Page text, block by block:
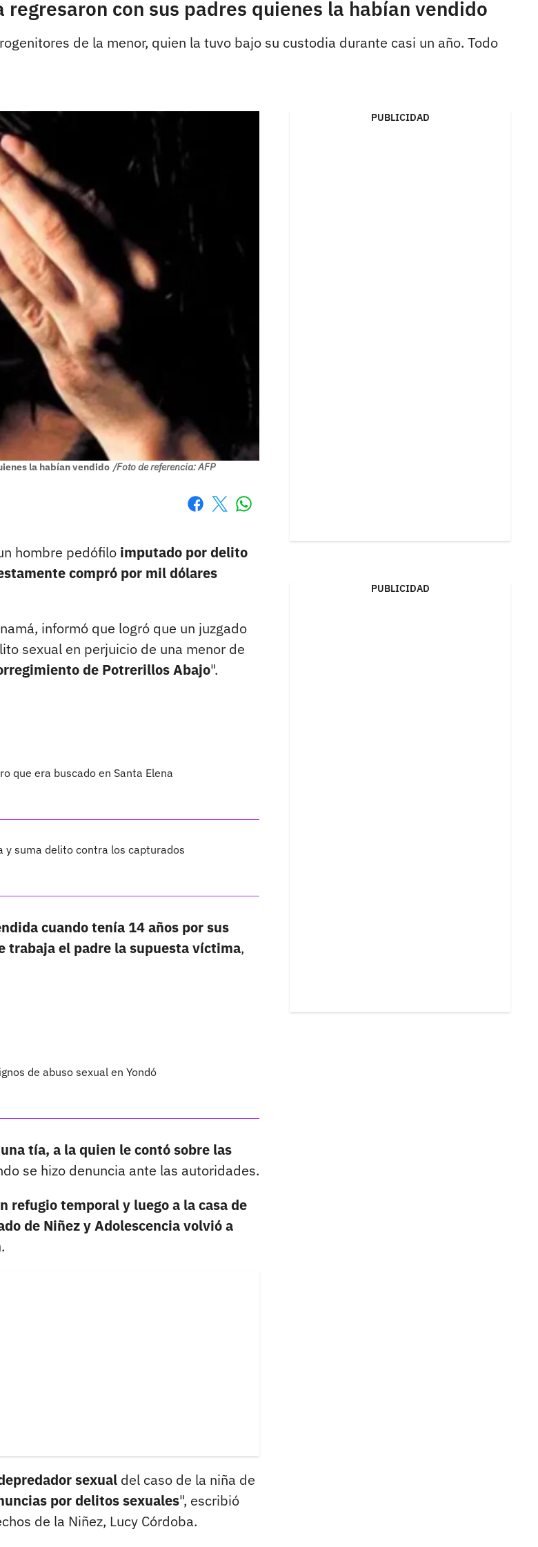
con sus padres quienes la habían vendido
de la menor, quien la tuvo bajo su custodia durante casi un año. Todo
la habían vendido /Foto de referencia: AFP
hombre pedófilo imputado por delito
compró por mil dólares
informó que logró que un juzgado
sexual en perjuicio de una menor de
de Potrerillos Abajo".
que era buscado en Santa Elena
y suma delito contra los capturados
cuando tenía 14 años por sus
trabaja el padre la supuesta víctima,
de abuso sexual en Yondó
tía, a la quien le contó sobre las
se hizo denuncia ante las autoridades.
refugio temporal y luego a la casa de
de Niñez y Adolescencia volvió a
.
sexual del caso de la niña de
por delitos sexuales", escribió
de la Niñez, Lucy Córdoba.
PUBLICIDAD
PUBLICIDAD